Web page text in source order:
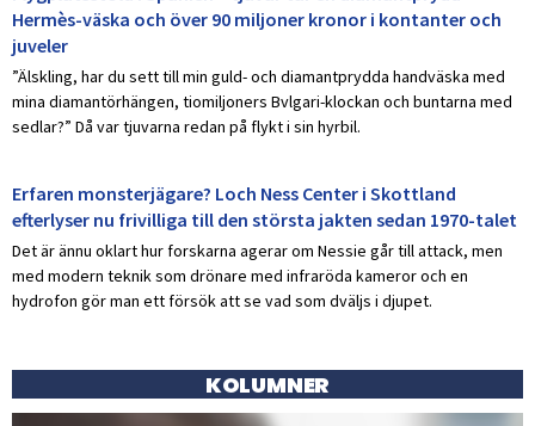
Hermès-väska och över 90 miljoner kronor i kontanter och
juveler
”Älskling, har du sett till min guld- och diamantprydda handväska med
mina diamantörhängen, tiomiljoners Bvlgari-klockan och buntarna med
sedlar?” Då var tjuvarna redan på flykt i sin hyrbil.
Erfaren monsterjägare? Loch Ness Center i Skottland
efterlyser nu frivilliga till den största jakten sedan 1970-talet
Det är ännu oklart hur forskarna agerar om Nessie går till attack, men
med modern teknik som drönare med infraröda kameror och en
hydrofon gör man ett försök att se vad som dväljs i djupet.
KOLUMNER